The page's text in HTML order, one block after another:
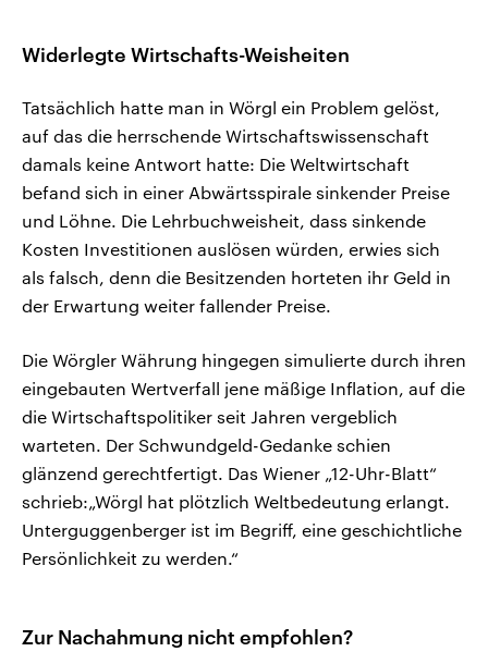
Widerlegte Wirtschafts-Weisheiten
Tatsächlich hatte man in Wörgl ein Problem gelöst,
auf das die herrschende Wirtschaftswissenschaft
damals keine Antwort hatte: Die Weltwirtschaft
befand sich in einer Abwärtsspirale sinkender Preise
und Löhne. Die Lehrbuchweisheit, dass sinkende
Kosten Investitionen auslösen würden, erwies sich
als falsch, denn die Besitzenden horteten ihr Geld in
der Erwartung weiter fallender Preise.
Die Wörgler Währung hingegen simulierte durch ihren
eingebauten Wertverfall jene mäßige Inflation, auf die
die Wirtschaftspolitiker seit Jahren vergeblich
warteten. Der Schwundgeld-Gedanke schien
glänzend gerechtfertigt. Das Wiener „12-Uhr-Blatt“
schrieb:„Wörgl hat plötzlich Weltbedeutung erlangt.
Unterguggenberger ist im Begriff, eine geschichtliche
Persönlichkeit zu werden.“
Zur Nachahmung nicht empfohlen?